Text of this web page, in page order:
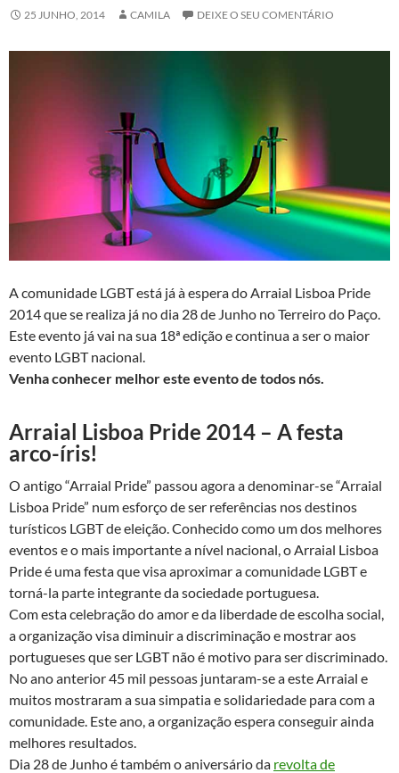
25 JUNHO, 2014 CAMILA DEIXE O SEU COMENTÁRIO
A comunidade LGBT está já à espera do Arraial Lisboa Pride
2014 que se realiza já no dia 28 de Junho no Terreiro do Paço.
Este evento já vai na sua 18ª edição e continua a ser o maior
evento LGBT nacional.
Venha conhecer melhor este evento de todos nós.
Arraial Lisboa Pride 2014 – A festa
arco-íris!
O antigo “Arraial Pride” passou agora a denominar-se “Arraial
Lisboa Pride” num esforço de ser referências nos destinos
turísticos LGBT de eleição. Conhecido como um dos melhores
eventos e o mais importante a nível nacional, o Arraial Lisboa
Pride é uma festa que visa aproximar a comunidade LGBT e
torná-la parte integrante da sociedade portuguesa.
Com esta celebração do amor e da liberdade de escolha social,
a organização visa diminuir a discriminação e mostrar aos
portugueses que ser LGBT não é motivo para ser discriminado.
No ano anterior 45 mil pessoas juntaram-se a este Arraial e
muitos mostraram a sua simpatia e solidariedade para com a
comunidade. Este ano, a organização espera conseguir ainda
melhores resultados.
Dia 28 de Junho é também o aniversário da revolta de